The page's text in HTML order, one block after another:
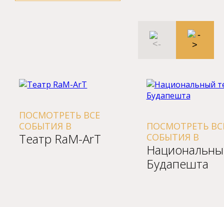
ПОСМОТРЕТЬ ВСЕ
СОБЫТИЯ В
Театр RaM-ArT
ПОСМОТРЕТЬ
СОБЫТИЯ В
Будапешта